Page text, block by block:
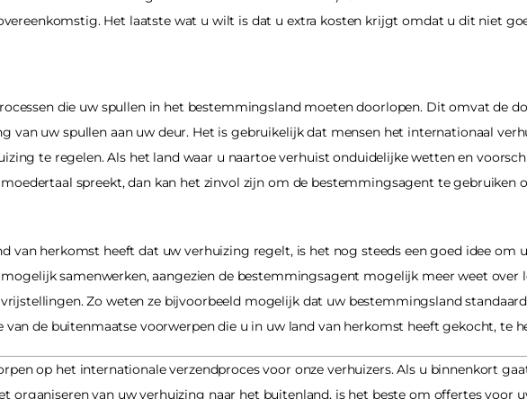
Het laatste wat u wilt is dat u extra kosten krijgt omdat u dit niet
die uw spullen in het bestemmingsland moeten doorlopen. Dit omvat de
van uw spullen aan uw deur. Het is gebruikelijk dat mensen het internationaal
te regelen. Als het land waar u naartoe verhuist onduidelijke wetten en
spreekt, dan kan het zinvol zijn om de bestemmingsagent te gebruiken
van herkomst heeft dat uw verhuizing regelt, is het nog steeds een goed idee om
samenwerken, aangezien de bestemmingsagent mogelijk meer weet over
Zo weten ze bijvoorbeeld mogelijk dat uw bestemmingsland
de buitenmaatse voorwerpen die u in uw land van herkomst heeft gekocht, te
op het internationale verzendproces voor onze verhuizers. Als u binnenkort
organiseren van uw verhuizing naar het buitenland, is het beste om offertes voor